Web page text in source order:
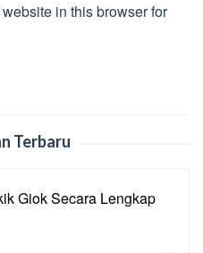
in this browser for
Terbaru
Giok Secara Lengkap